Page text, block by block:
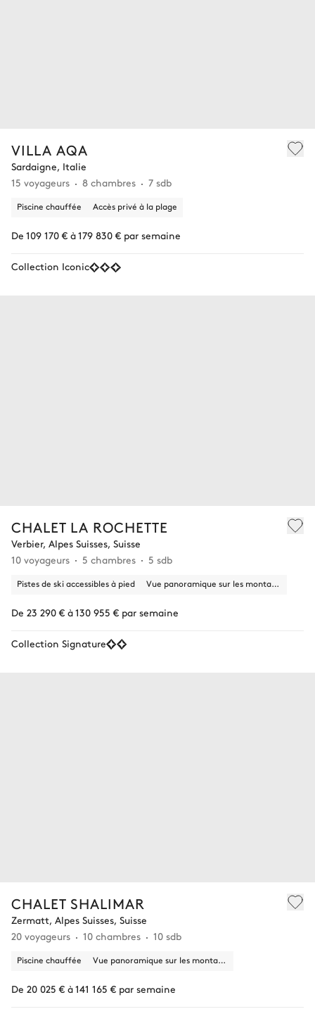
VILLA AQA
Sardaigne, Italie
15 voyageurs
8 chambres 7 sdb
Piscine chauffée Accès privé à la plage
De 109 170 € à 179 830 € par semaine
Collection Iconic
CHALET LA ROCHETTE
Verbier, Alpes Suisses, Suisse
10 voyageurs
5 chambres 5 sdb
Pistes de ski accessibles à pied Vue panoramique sur les montagnes
De 23 290 € à 130 955 € par semaine
Collection Signature
CHALET SHALIMAR
Zermatt, Alpes Suisses, Suisse
20 voyageurs
10 chambres 10 sdb
Piscine chauffée Vue panoramique sur les montagnes
De 20 025 € à 141 165 € par semaine